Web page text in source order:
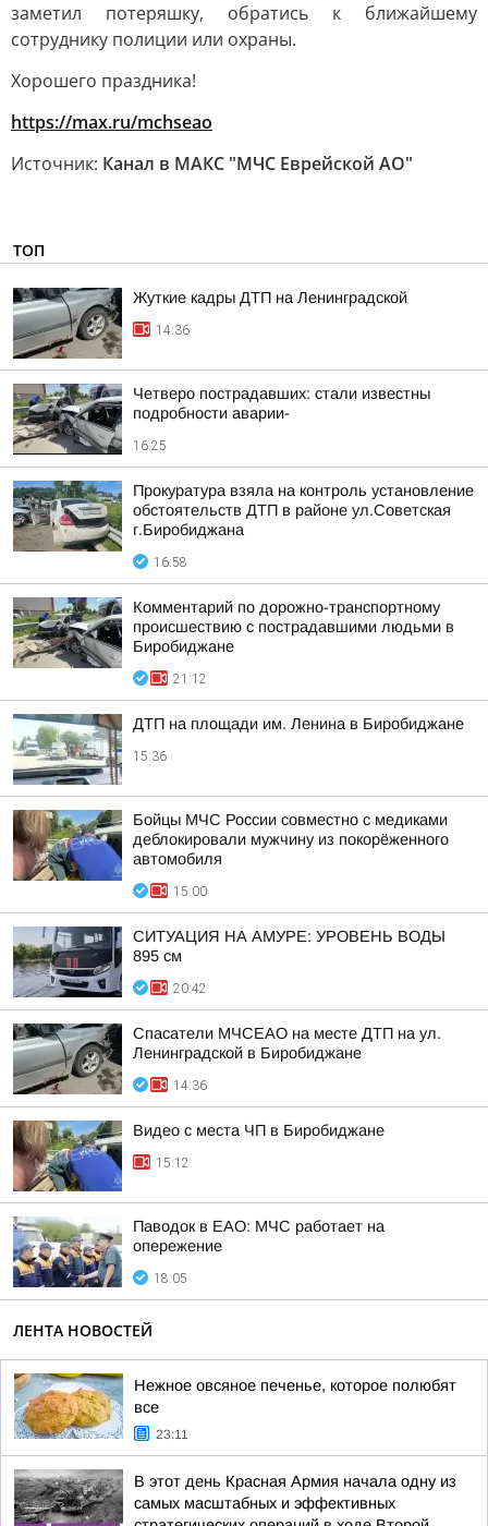
заметил потеряшку, обратись к ближайшему
сотруднику полиции или охраны.
Хорошего праздника!
https://max.ru/mchseao
Источник: Канал в МАКС "МЧС Еврейской АО"
ТОП
Жуткие кадры ДТП на Ленинградской
14:36
Четверо пострадавших: стали известны
подробности аварии-
16:25
Прокуратура взяла на контроль установление
обстоятельств ДТП в районе ул.Советская
г.Биробиджана
16:58
Комментарий по дорожно-транспортному
происшествию с пострадавшими людьми в
Биробиджане
21:12
ДТП на площади им. Ленина в Биробиджане
15:36
Бойцы МЧС России совместно с медиками
деблокировали мужчину из покорёженного
автомобиля
15:00
СИТУАЦИЯ НА АМУРЕ: УРОВЕНЬ ВОДЫ
895 см
20:42
Спасатели МЧСЕАО на месте ДТП на ул.
Ленинградской в Биробиджане
14:36
Видео с места ЧП в Биробиджане
15:12
Паводок в ЕАО: МЧС работает на
опережение
18:05
ЛЕНТА НОВОСТЕЙ
Нежное овсяное печенье, которое полюбят
все
23:11
В этот день Красная Армия начала одну из
самых масштабных и эффективных